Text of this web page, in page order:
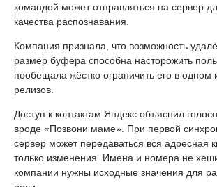
командой может отправляться на сервер
качества распознавания.
Компания признала, что возможность
размер буфера способна насторожить
пообещала жёстко ограничить его в одном
релизов.
Доступ к контактам Яндекс объяснил
вроде «Позвони маме». При первой
сервер может передаваться вся адресная
только изменения. Имена и номера не
компании нужны исходные значения для